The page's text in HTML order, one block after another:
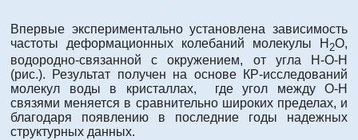
Впервые экспериментально установлена зависимость
частоты деформационных колебаний молекулы Н 2О,
водородно-связанной с окружением, от угла Н-О-Н
(рис.). Результат получен на основе КР-исследований
молекул воды в кристаллах, где угол между О-Н
связями меняется в сравнительно широких пределах, и
благодаря появлению в последние годы надежных
структурных данных.